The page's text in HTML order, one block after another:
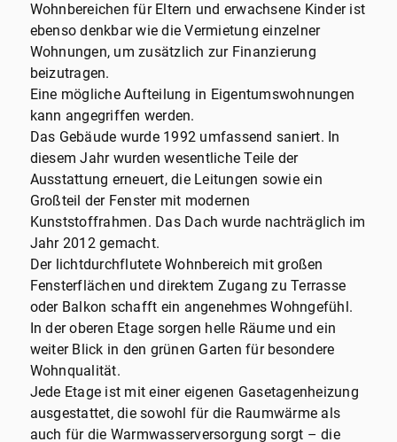
Wohnbereichen für Eltern und erwachsene Kinder ist
ebenso denkbar wie die Vermietung einzelner
Wohnungen, um zusätzlich zur Finanzierung
beizutragen.
Eine mögliche Aufteilung in Eigentumswohnungen
kann angegriffen werden.
Das Gebäude wurde 1992 umfassend saniert. In
diesem Jahr wurden wesentliche Teile der
Ausstattung erneuert, die Leitungen sowie ein
Großteil der Fenster mit modernen
Kunststoffrahmen. Das Dach wurde nachträglich im
Jahr 2012 gemacht.
Der lichtdurchflutete Wohnbereich mit großen
Fensterflächen und direktem Zugang zu Terrasse
oder Balkon schafft ein angenehmes Wohngefühl.
In der oberen Etage sorgen helle Räume und ein
weiter Blick in den grünen Garten für besondere
Wohnqualität.
Jede Etage ist mit einer eigenen Gasetagenheizung
ausgestattet, die sowohl für die Raumwärme als
auch für die Warmwasserversorgung sorgt – die